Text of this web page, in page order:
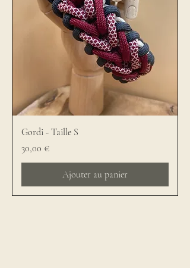
Gordi - Taille S
Prix
30,00 €
Ajouter au panier